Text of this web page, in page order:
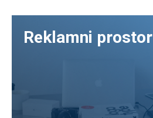
Reklamni prostor